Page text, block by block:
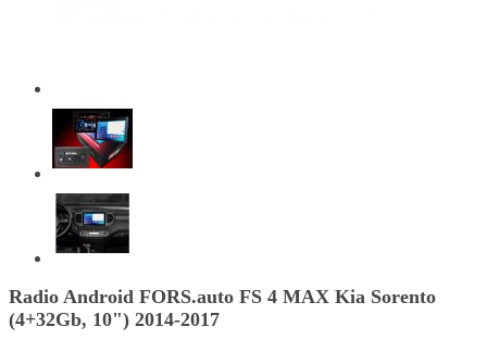
Radio Android FORS.auto FS 4 MAX Kia Sorento
(4+32Gb, 10") 2014-2017